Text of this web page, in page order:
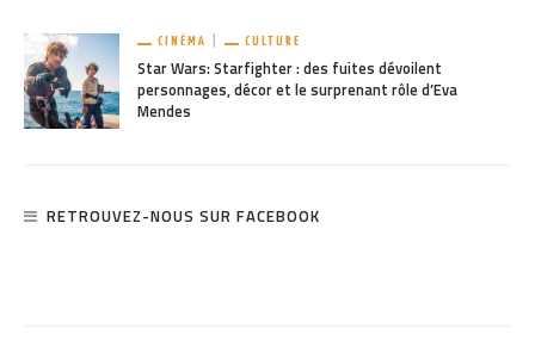
CINÉMA CULTURE
Star Wars: Starfighter : des fuites dévoilent
personnages, décor et le surprenant rôle d’Eva
Mendes
RETROUVEZ-NOUS SUR FACEBOOK